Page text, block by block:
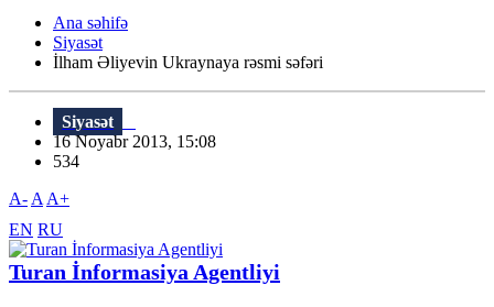
Ana səhifə
Siyasət
İlham Əliyevin Ukraynaya rəsmi səfəri
Siyasət
16 Noyabr 2013, 15:08
534
A- A A+
EN RU
Turan İnformasiya Agentliyi